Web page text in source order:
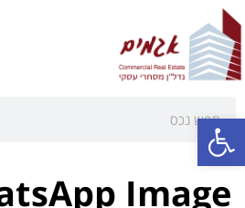
Image
פתח סרגל נגישות